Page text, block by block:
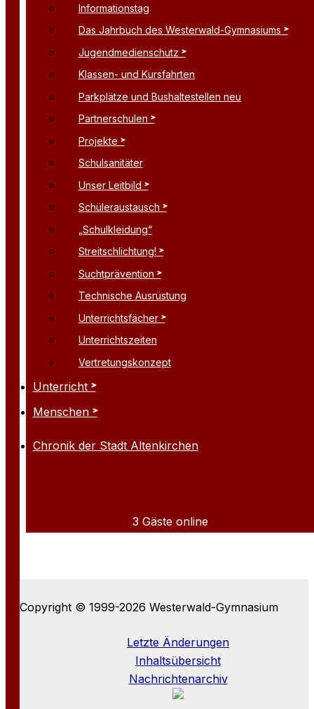
Informationstag
Das Jahrbuch des Westerwald-Gymnasiums
Jugendmedienschutz
Klassen- und Kursfahrten
Parkplätze und Bushaltestellen neu
Partnerschulen
Projekte
Schulsanitäter
Unser Leitbild
Schüleraustausch
„Schulkleidung“
Streitschlichtung!
Suchtprävention
Technische Ausrüstung
Unterrichtsfächer
Unterrichtszeiten
Vertretungskonzept
Unterricht
Menschen
Chronik der Stadt Altenkirchen
3 Gäste online
Copyright © 1999-2026 Westerwald-Gymnasium
Letzte Änderungen
Inhaltsübersicht
Nachrichtenarchiv